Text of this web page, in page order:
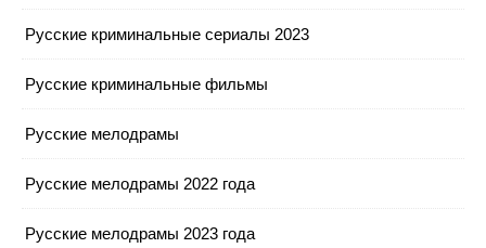
Русские криминальные сериалы 2023
Русские криминальные фильмы
Русские мелодрамы
Русские мелодрамы 2022 года
Русские мелодрамы 2023 года